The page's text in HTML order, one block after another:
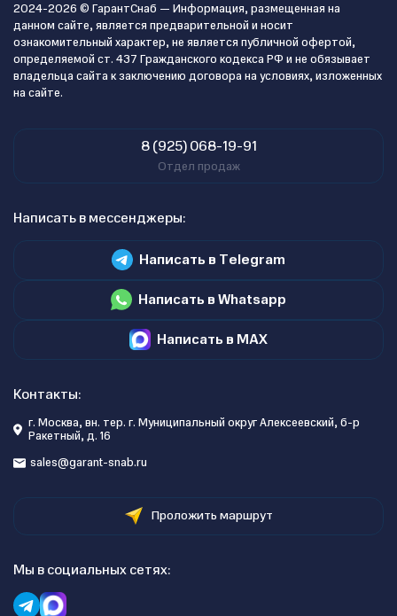
2024-2026 © ГарантСнаб — Информация, размещенная на
данном сайте, является предварительной и носит
ознакомительный характер, не является публичной офертой,
определяемой ст. 437 Гражданского кодекса РФ и не обязывает
владельца сайта к заключению договора на условиях, изложенных
на сайте.
8 (925) 068-19-91
Отдел продаж
Написать в мессенджеры:
Написать в Telegram
Написать в Whatsapp
Написать в MAX
Контакты:
г. Москва, вн. тер. г. Муниципальный округ Алексеевский, б-р
Ракетный, д. 16
sales@garant-snab.ru
Проложить маршрут
Мы в социальных сетях: